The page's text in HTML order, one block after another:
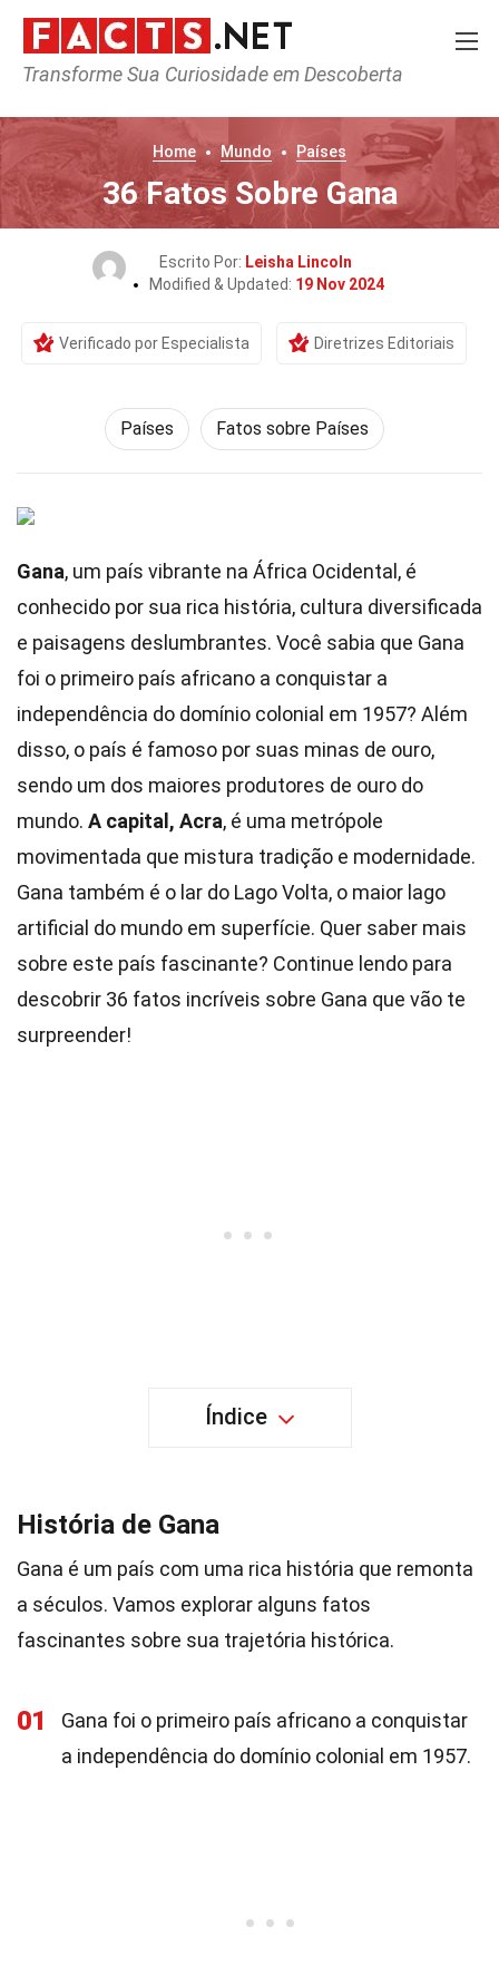
Transforme Sua Curiosidade em Descoberta
Home Mundo Países
36 Fatos Sobre Gana
Escrito Por: Leisha Lincoln
Modified & Updated: 19 Nov 2024
Verificado por Especialista Diretrizes Editoriais
Países Fatos sobre Países
Gana, um país vibrante na África Ocidental, é
conhecido por sua rica história, cultura diversificada
e paisagens deslumbrantes. Você sabia que Gana
foi o primeiro país africano a conquistar a
independência do domínio colonial em 1957? Além
disso, o país é famoso por suas minas de ouro,
sendo um dos maiores produtores de ouro do
mundo. A capital, Acra, é uma metrópole
movimentada que mistura tradição e modernidade.
Gana também é o lar do Lago Volta, o maior lago
artificial do mundo em superfície. Quer saber mais
sobre este país fascinante? Continue lendo para
descobrir 36 fatos incríveis sobre Gana que vão te
surpreender!
Índice
História de Gana
Gana é um país com uma rica história que remonta
a séculos. Vamos explorar alguns fatos
fascinantes sobre sua trajetória histórica.
01
Gana foi o primeiro país africano a conquistar
a independência do domínio colonial em 1957.